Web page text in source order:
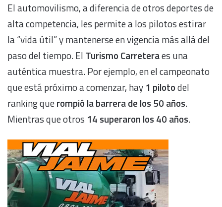
El automovilismo, a diferencia de otros deportes de
alta competencia, les permite a los pilotos estirar
la “vida útil” y mantenerse en vigencia más allá del
paso del tiempo. El Turismo Carreteraes una
auténtica muestra. Por ejemplo, en el campeonato
que está próximo a comenzar, hay 1 pilotodel
ranking querompió la barrera de los 50 años.
Mientras que otros 14 superaron los 40 años.